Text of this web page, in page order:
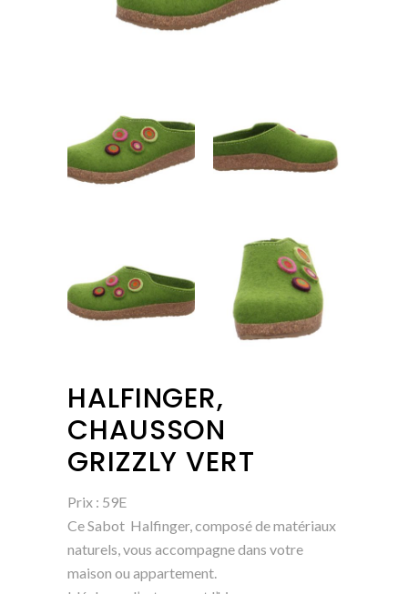
HALFINGER,
CHAUSSON
GRIZZLY VERT
Prix : 59E
Ce Sabot Halfinger, composé de matériaux
naturels, vous accompagne dans votre
maison ou appartement.